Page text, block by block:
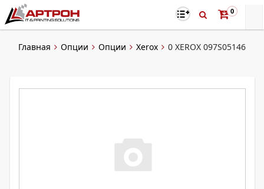
0
Главная Опции Опции Xerox 0 XEROX 097S05146